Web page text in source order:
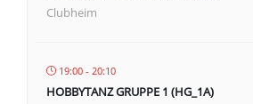
Clubheim
19:00 - 20:10
HOBBYTANZ GRUPPE 1 (HG_1A)